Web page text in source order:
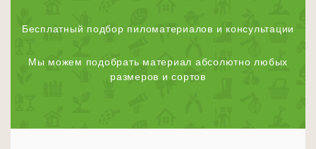
Бесплатный подбор пиломатериалов и консультации
Мы можем подобрать материал абсолютно любых
размеров и сортов